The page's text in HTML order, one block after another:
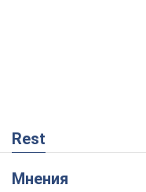
Rest
Мнения